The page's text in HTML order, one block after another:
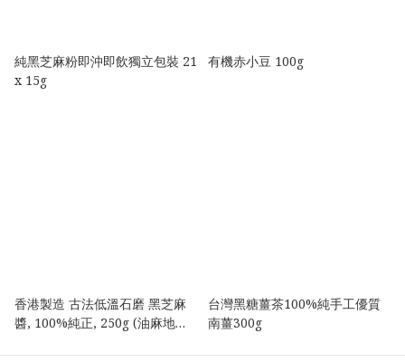
純黑芝麻粉即沖即飲獨立包裝 21
x 15g
有機赤小豆 100g
香港製造 古法低溫石磨 黑芝麻
醬, 100%純正, 250g (油麻地自
台灣黑糖薑茶100%純手工優質
南薑300g